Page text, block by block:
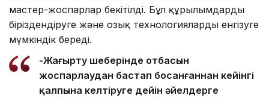
мастер-жоспарлар бекітілді. Бұл құрылымдарды
біріздендіруге және озық технологияларды енгізуге
мүмкіндік береді.
-Жаңғырту шеңберінде отбасын
жоспарлаудан бастап босанғаннан кейінгі
қалпына келтіруге дейін әйелдерге